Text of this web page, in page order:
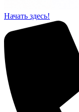
Начать здесь!